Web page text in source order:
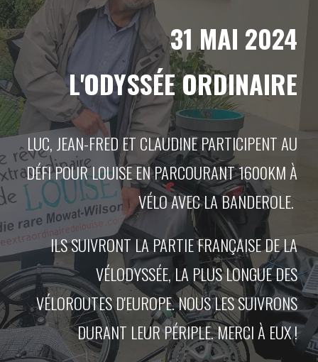
31 MAI 2024
L'ODYSSÉE ORDINAIRE
LUC, JEAN-FRED ET CLAUDINE PARTICIPENT AU
DÉFI POUR LOUISE EN PARCOURANT 1600KM À
VÉLO AVEC LA BANDEROLE.
ILS SUIVRONT LA PARTIE FRANÇAISE DE LA
VÉLODYSSÉE, LA PLUS LONGUE DES
VÉLOROUTES D'EUROPE. NOUS LES SUIVRONS
DURANT LEUR PÉRIPLE. MERCI À EUX !